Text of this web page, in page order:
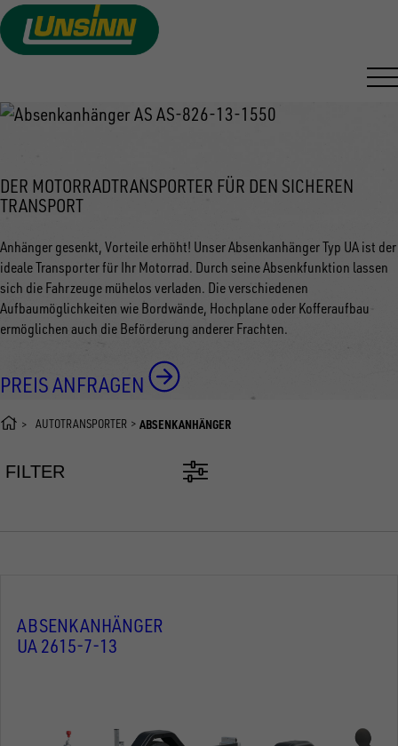
Direkt
zum
ABSENKANHÄNGER
DER MOTORRADTRANSPORTER FÜR DEN SICHEREN
TRANSPORT
Anhänger gesenkt, Vorteile erhöht! Unser Absenkanhänger Typ UA ist der
ideale Transporter für Ihr Motorrad. Durch seine Absenkfunktion lassen
sich die Fahrzeuge mühelos verladen. Die verschiedenen
Aufbaumöglichkeiten wie Bordwände, Hochplane oder Kofferaufbau
ermöglichen auch die Beförderung anderer Frachten.
PREIS ANFRAGEN
AUTOTRANSPORTER ABSENKANHÄNGER
FILTER
ABSENKANHÄNGER
UA 2615-7-13